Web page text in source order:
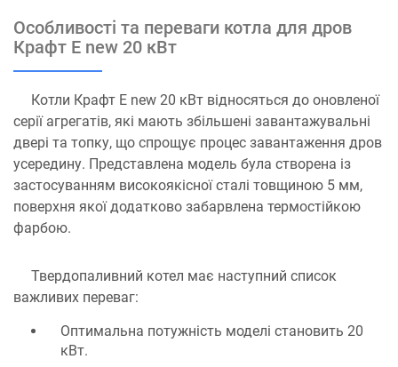
Особливості та переваги котла для дров
Крафт Е new 20 кВт
Котли Крафт Е new 20 кВт відносяться до оновленої
серії агрегатів, які мають збільшені завантажувальні
двері та топку, що спрощує процес завантаження дров
усередину. Представлена ​​модель була створена із
застосуванням високоякісної сталі товщиною 5 мм,
поверхня якої додатково забарвлена ​​термостійкою
фарбою.
Твердопаливний котел має наступний список
важливих переваг:
Оптимальна потужність моделі становить 20
кВт.